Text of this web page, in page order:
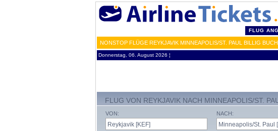
FLUG
NONSTOP FLÜGE REYKJAVIK MINNEAPOLIS/ST. PAUL BILLIG
Donnerstag, 06. August 2026 ¦
FLUG VON REYKJAVIK NACH MINNEAPOLIS/ST.
VON: NACH: